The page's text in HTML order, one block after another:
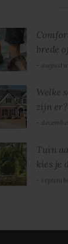
brede
Welke
zijn er?
Tuin
kies je